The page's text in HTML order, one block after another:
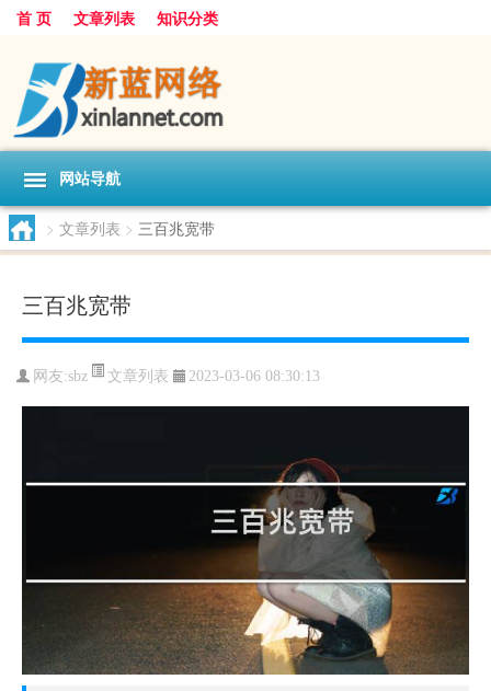
首 页 文章列表 知识分类
网站导航
> 文章列表 > 三百兆宽带
三百兆宽带
网友:sbz 文章列表 2023-03-06 08:30:13